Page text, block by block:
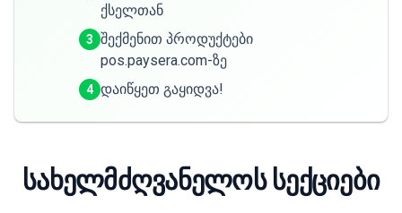
ქსელთან
3 შექმენით პროდუქტები
pos.paysera.com-ზე
4 დაიწყეთ გაყიდვა!
სახელმძღვანელოს სექციები